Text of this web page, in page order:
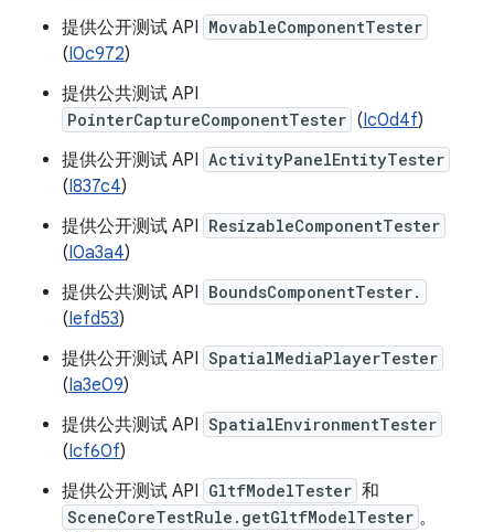
提供公开测试 API MovableComponentTester
(I0c972)
提供公共测试 API
PointerCaptureComponentTester (Ic0d4f)
提供公开测试 API ActivityPanelEntityTester
(I837c4)
提供公开测试 API ResizableComponentTester
(I0a3a4)
提供公共测试 API BoundsComponentTester.
(Iefd53)
提供公开测试 API SpatialMediaPlayerTester
(Ia3e09)
提供公共测试 API SpatialEnvironmentTester
(Icf60f)
提供公开测试 API GltfModelTester 和
SceneCoreTestRule.getGltfModelTester 。